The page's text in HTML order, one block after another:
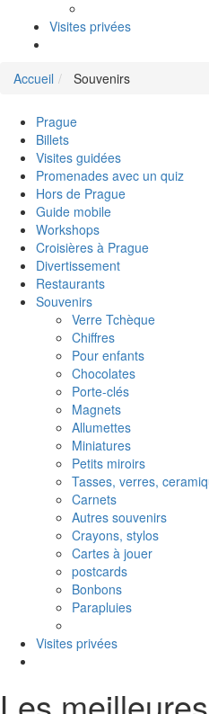
Visites privées
Accueil Souvenirs
Prague
Billets
Visites guidées
Promenades avec un quiz
Hors de Prague
Guide mobile
Workshops
Croisières à Prague
Divertissement
Restaurants
Souvenirs
Verre Tchèque
Chiffres
Pour enfants
Chocolates
Porte-clés
Magnets
Allumettes
Miniatures
Petits miroirs
Tasses, verres,
Carnets
Autres souvenirs
Crayons, stylos
Cartes à jouer
postcards
Bonbons
Parapluies
Visites privées